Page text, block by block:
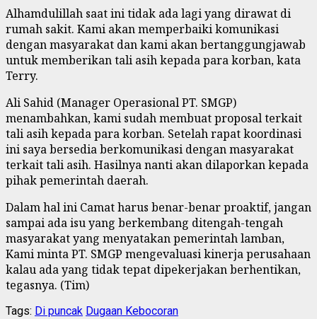
Alhamdulillah saat ini tidak ada lagi yang dirawat di
rumah sakit. Kami akan memperbaiki komunikasi
dengan masyarakat dan kami akan bertanggungjawab
untuk memberikan tali asih kepada para korban, kata
Terry.
Ali Sahid (Manager Operasional PT. SMGP)
menambahkan, kami sudah membuat proposal terkait
tali asih kepada para korban. Setelah rapat koordinasi
ini saya bersedia berkomunikasi dengan masyarakat
terkait tali asih. Hasilnya nanti akan dilaporkan kepada
pihak pemerintah daerah.
Dalam hal ini Camat harus benar-benar proaktif, jangan
sampai ada isu yang berkembang ditengah-tengah
masyarakat yang menyatakan pemerintah lamban,
Kami minta PT. SMGP mengevaluasi kinerja perusahaan
kalau ada yang tidak tepat dipekerjakan berhentikan,
tegasnya. (Tim)
Tags: Di puncak Dugaan Kebocoran